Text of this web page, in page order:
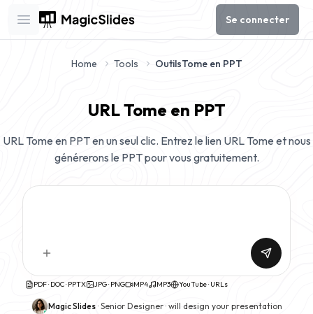
Open main menu
Se connecter
Home Tools OutilsTome en PPT
URL Tome en PPT
URL Tome en PPT en un seul clic. Entrez le lien URL Tome et nous
générerons le PPT pour vous gratuitement.
PDF · DOC · PPTX JPG · PNG MP4 MP3 YouTube · URLs
Magic Slides· Senior Designer · will design your presentation